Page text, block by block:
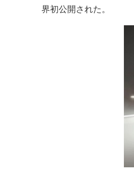
界初公開された。